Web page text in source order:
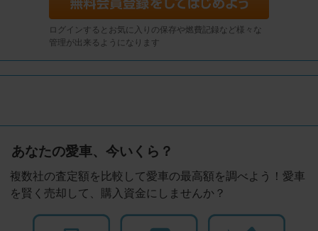
ログインするとお気に入りの保存や燃費記録など様々な
管理が出来るようになります
あなたの愛車、今いくら？
複数社の査定額を比較して愛車の最高額を調べよう！愛車
を賢く売却して、購入資金にしませんか？